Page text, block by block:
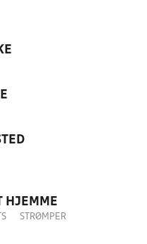
HJEMME
STRØMPER